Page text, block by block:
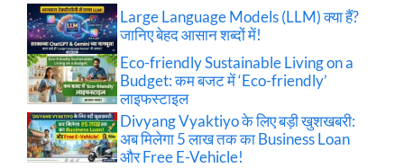
Large Language Models (LLM) क्या हैं?
जानिए बेहद आसान शब्दों में!
Eco-friendly Sustainable Living on a
Budget: कम बजट में ‘Eco-friendly’
लाइफस्टाइल
Divyang Vyaktiyo के लिए बड़ी खुशखबरी:
अब मिलेगा 5 लाख तक का Business Loan
और Free E-Vehicle!